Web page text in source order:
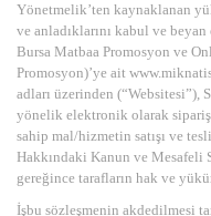
Yönetmelik’ten kaynaklanan
ve anladıklarını kabul ve
Bursa Matbaa Promosyon ve
Promosyon)’ye ait
adları üzerinden (“Websitesi”),
yönelik elektronik olarak
sahip mal/hizmetin satışı ve
Hakkındaki Kanun ve Mesafeli
gereğince tarafların hak ve
İşbu sözleşmenin akdedilmesi